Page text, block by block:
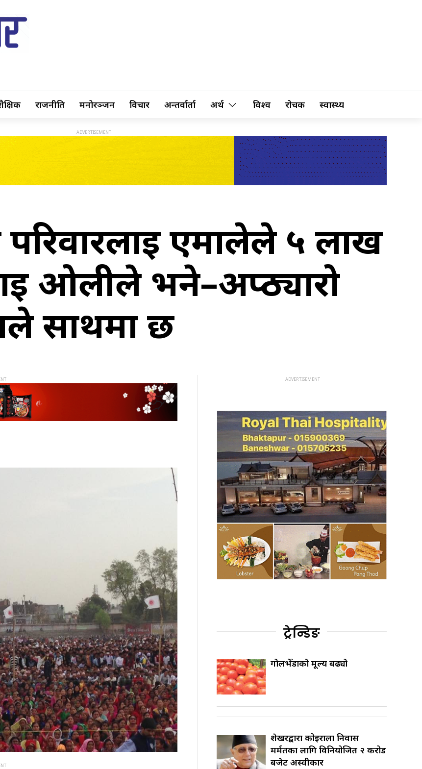
राजनीति मनोरञ्जन विचार अन्तर्वार्ता अर्थ विश्व रोचक स्वास्थ्य
एमालेले ५ लाख
ओलीले भने–अप्ठ्यारो
साथमा छ
ट्रेन्डिङ
गोलभेँडाको मूल्य बढ्यो
शेखरद्वारा कोइराला निवास
मर्मतका लागि विनियोजित २ करोड
बजेट अस्वीकार